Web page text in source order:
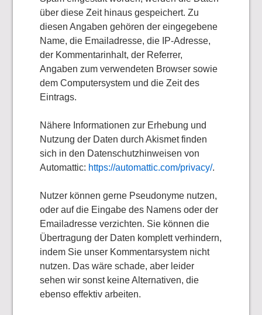
über diese Zeit hinaus gespeichert. Zu
diesen Angaben gehören der eingegebene
Name, die Emailadresse, die IP-Adresse,
der Kommentarinhalt, der Referrer,
Angaben zum verwendeten Browser sowie
dem Computersystem und die Zeit des
Eintrags.
Nähere Informationen zur Erhebung und
Nutzung der Daten durch Akismet finden
sich in den Datenschutzhinweisen von
Automattic: https://automattic.com/privacy/.
Nutzer können gerne Pseudonyme nutzen,
oder auf die Eingabe des Namens oder der
Emailadresse verzichten. Sie können die
Übertragung der Daten komplett verhindern,
indem Sie unser Kommentarsystem nicht
nutzen. Das wäre schade, aber leider
sehen wir sonst keine Alternativen, die
ebenso effektiv arbeiten.